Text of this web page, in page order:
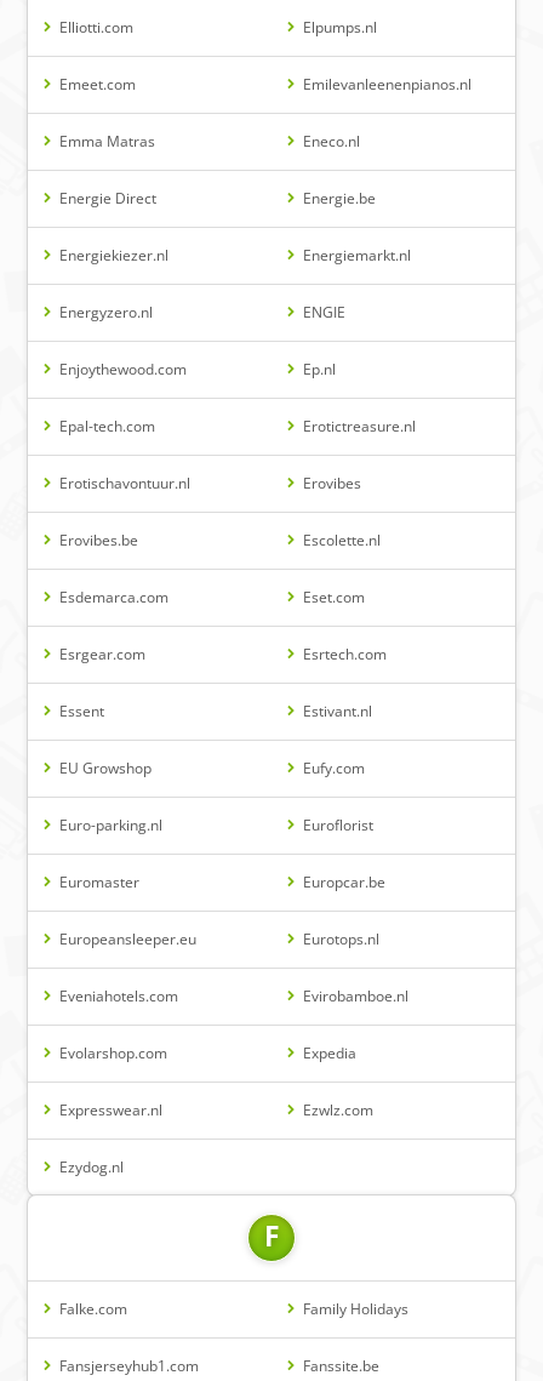
Elliotti.com Elpumps.nl
Emeet.com Emilevanleenenpianos.nl
Emma Matras Eneco.nl
Energie Direct Energie.be
Energiekiezer.nl Energiemarkt.nl
Energyzero.nl ENGIE
Enjoythewood.com Ep.nl
Epal-tech.com Erotictreasure.nl
Erotischavontuur.nl Erovibes
Erovibes.be Escolette.nl
Esdemarca.com Eset.com
Esrgear.com Esrtech.com
Essent Estivant.nl
EU Growshop Eufy.com
Euro-parking.nl Euroflorist
Euromaster Europcar.be
Europeansleeper.eu Eurotops.nl
Eveniahotels.com Evirobamboe.nl
Evolarshop.com Expedia
Expresswear.nl Ezwlz.com
Ezydog.nl
F
Falke.com Family Holidays
Fansjerseyhub1.com Fanssite.be